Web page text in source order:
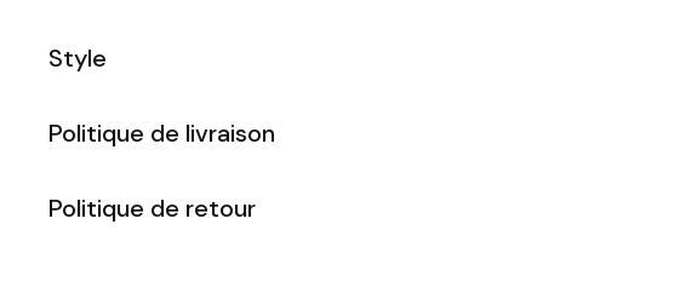
Style
Politique de livraison
Politique de retour